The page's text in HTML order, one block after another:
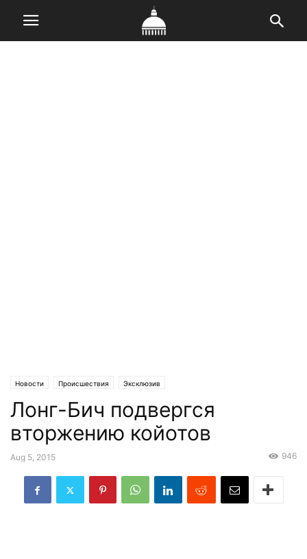
Новости Происшествия Эксклюзив
Лонг-Бич подвергся
вторжению койотов
Aug 5, 2015 946